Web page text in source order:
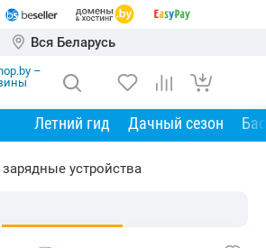
Вся Беларусь
Летний гид Дачный сезон
устройства